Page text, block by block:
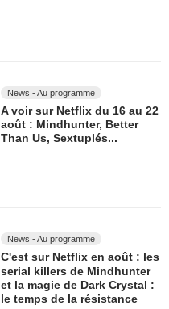
News - Au programme
A voir sur Netflix du 16 au 22
août : Mindhunter, Better
Than Us, Sextuplés...
News - Au programme
C'est sur Netflix en août : les
serial killers de Mindhunter
et la magie de Dark Crystal :
le temps de la résistance